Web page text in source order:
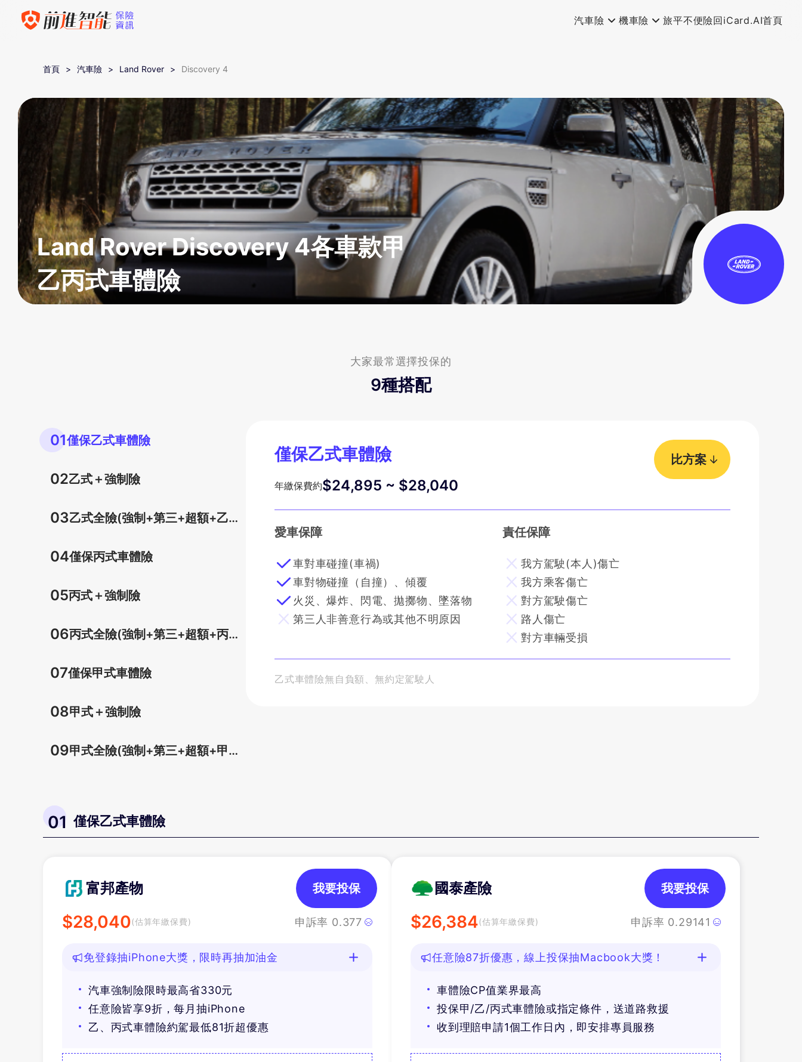
汽車險 機車險 旅平不便險回iCard.AI首頁
首頁 汽車險 Land Rover Discovery 4
Land Rover Discovery 4各車款甲
乙丙式車體險
大家最常選擇投保的
9種搭配
01僅保乙式車體險
02乙式＋強制險
03乙式全險(強制+第三+超額+乙式
04僅保丙式車體險
05丙式＋強制險
06丙式全險(強制+第三+超額+丙式
07僅保甲式車體險
08甲式＋強制險
09甲式全險(強制+第三+超額+甲式
僅保乙式車體險
年繳保費約$24,895 ~ $28,040
比方案
愛車保障
車對車碰撞(車禍)
車對物碰撞（自撞）、傾覆
火災、爆炸、閃電、拋擲物、墜落物
第三人非善意行為或其他不明原因
責任保障
我方駕駛(本人)傷亡
我方乘客傷亡
對方駕駛傷亡
路人傷亡
對方車輛受損
乙式車體險無自負額、無約定駕駛人
01 僅保乙式車體險
富邦產物
$28,040(估算年繳保費) 申訴率 0.377
我要投保
免登錄抽iPhone大獎，限時再抽加油金
汽車強制險限時最高省330元
任意險皆享9折，每月抽iPhone
乙、丙式車體險約駕最低81折超優惠
國泰產險
$26,384(估算年繳保費) 申訴率 0.29141
我要投保
任意險87折優惠，線上投保抽Macbook大獎！
車體險CP值業界最高
投保甲/乙/丙式車體險或指定條件，送道路救援
收到理賠申請1個工作日內，即安排專員服務